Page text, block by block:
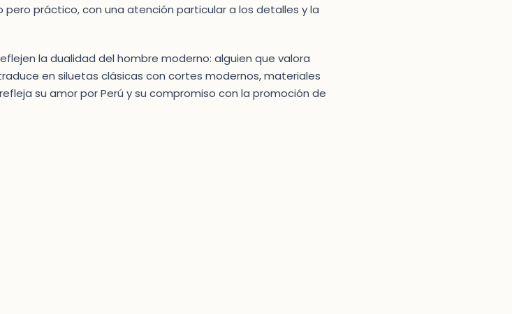
práctico, con una atención particular a los detalles y la
la dualidad del hombre moderno: alguien que valora
en siluetas clásicas con cortes modernos, materiales
su amor por Perú y su compromiso con la promoción de